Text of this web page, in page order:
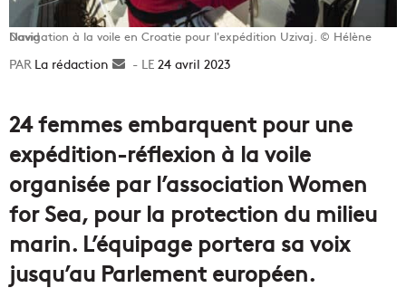
Navigation à la voile en Croatie pour l'expédition Uzivaj. © Hélène David
La rédaction
Envoyer24 avril 2023
24 femmes embarquent pour une
expédition-réflexion à la voile
organisée par l’association Women
for Sea, pour la protection du milieu
marin. L’équipage portera sa voix
jusqu’au Parlement européen.